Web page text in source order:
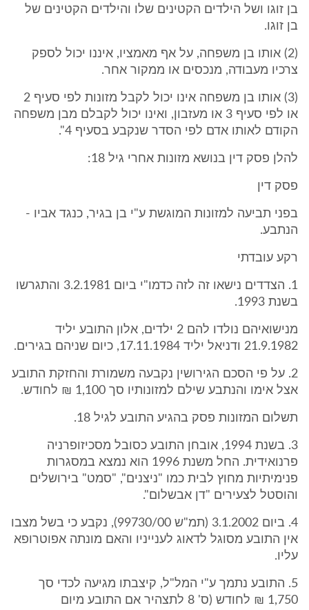
בן זוגו ושל הילדים הקטינים שלו והילדים הקטינים של
בן זוגו.
(2) אותו בן משפחה, על אף מאמציו, איננו יכול לספק
צרכיו מעבודה, מנכסים או ממקור אחר.
(3) אותו בן משפחה אינו יכול לקבל מזונות לפי סעיף 2
או לפי סעיף 3 או מעזבון, ואינו יכול לקבלם מבן משפחה
הקודם לאותו אדם לפי הסדר שנקבע בסעיף 4".
להלן פסק דין בנושא מזונות אחרי גיל 18:
פסק דין
בפני תביעה למזונות המוגשת ע"י בן בגיר, כנגד אביו -
הנתבע.
רקע עובדתי
1. הצדדים נישאו זה לזה כדמו"י ביום 3.2.1981 והתגרשו
בשנת 1993.
מנישואיהם נולדו להם 2 ילדים, אלון התובע יליד
21.9.1982 ודניאל יליד 17.11.1984, כיום שניהם בגירים.
2. על פי הסכם הגירושין נקבעה משמורת והחזקת התובע
אצל אימו והנתבע שילם למזונותיו סך 1,100 ₪ לחודש.
תשלום המזונות פסק בהגיע התובע לגיל 18.
3. בשנת 1994, אובחן התובע כסובל מסכיזופרניה
פרנואידית. החל משנת 1996 הוא נמצא במסגרות
פנימיתיות מחוץ לבית כמו "ניצנים", "סמט" בירושלים
והוסטל לצעירים "דן אבשלום".
4. ביום 3.1.2002 (תמ"ש 99730/00), נקבע כי בשל מצבו
אין התובע מסוגל לדאוג לענייניו והאם מונתה אפוטרופא
עליו.
5. התובע נתמך ע"י המל"ל, קיצבתו מגיעה לכדי סך
1,750 ₪ לחודש (ס' 8 לתצהיר אם התובע מיום